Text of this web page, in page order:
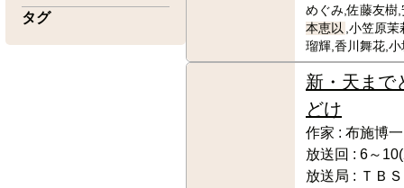
タグ
めぐみ,佐藤友樹
本恵以 ,小笠原
瑠輝,香川舞花,小
新・天まで
どけ
作家 : 布施博一
放送回 : 6～
放送局 : ＴＢＳ